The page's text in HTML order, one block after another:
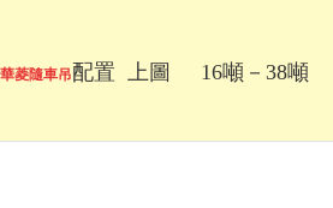
華菱隨車吊配置 上圖 16噸－38噸